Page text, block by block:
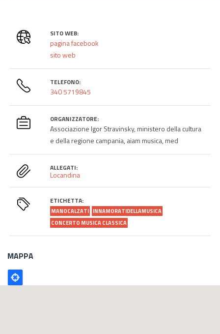
SITO WEB:
pagina facebook
sito web
TELEFONO:
340 5719845
ORGANIZZATORE:
Associazione Igor Stravinsky, ministero della cultura
e della regione campania, aiam musica, med
ALLEGATI:
Locandina
ETICHETTA:
MANOCALZATI INNAMORATIDELLAMUSICA
CONCERTO MUSICA CLASSICA
MAPPA
Poligono
GEO